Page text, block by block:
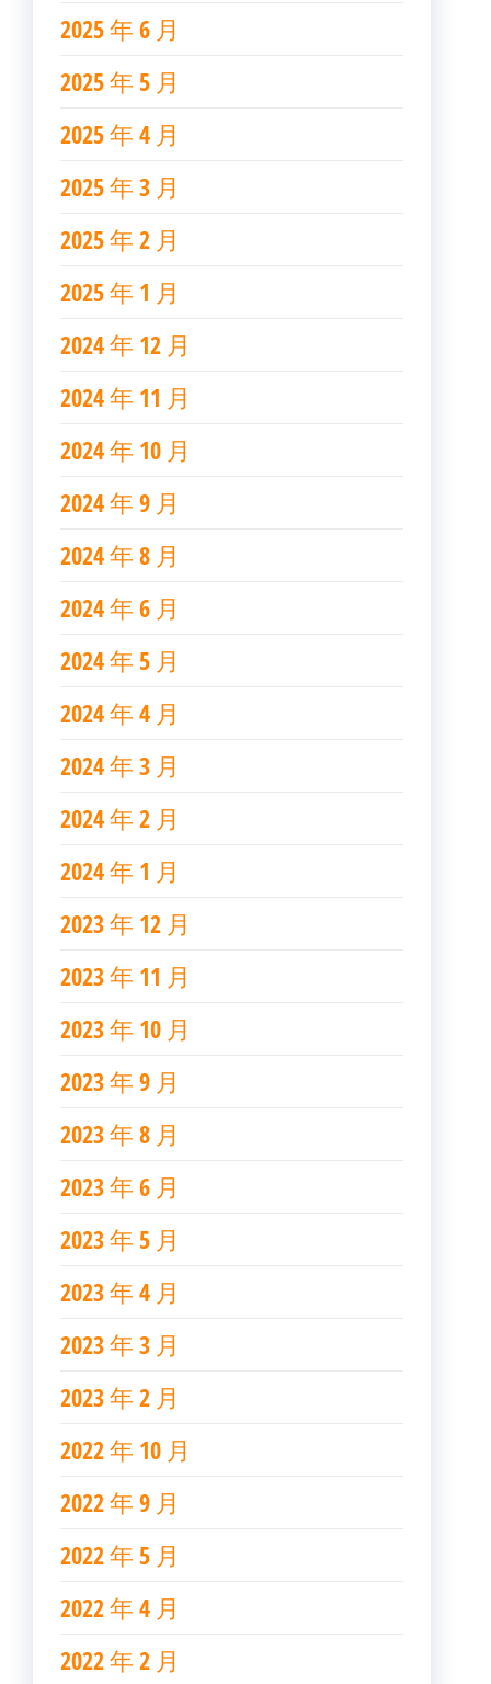
2025 年 6 月
2025 年 5 月
2025 年 4 月
2025 年 3 月
2025 年 2 月
2025 年 1 月
2024 年 12 月
2024 年 11 月
2024 年 10 月
2024 年 9 月
2024 年 8 月
2024 年 6 月
2024 年 5 月
2024 年 4 月
2024 年 3 月
2024 年 2 月
2024 年 1 月
2023 年 12 月
2023 年 11 月
2023 年 10 月
2023 年 9 月
2023 年 8 月
2023 年 6 月
2023 年 5 月
2023 年 4 月
2023 年 3 月
2023 年 2 月
2022 年 10 月
2022 年 9 月
2022 年 5 月
2022 年 4 月
2022 年 2 月